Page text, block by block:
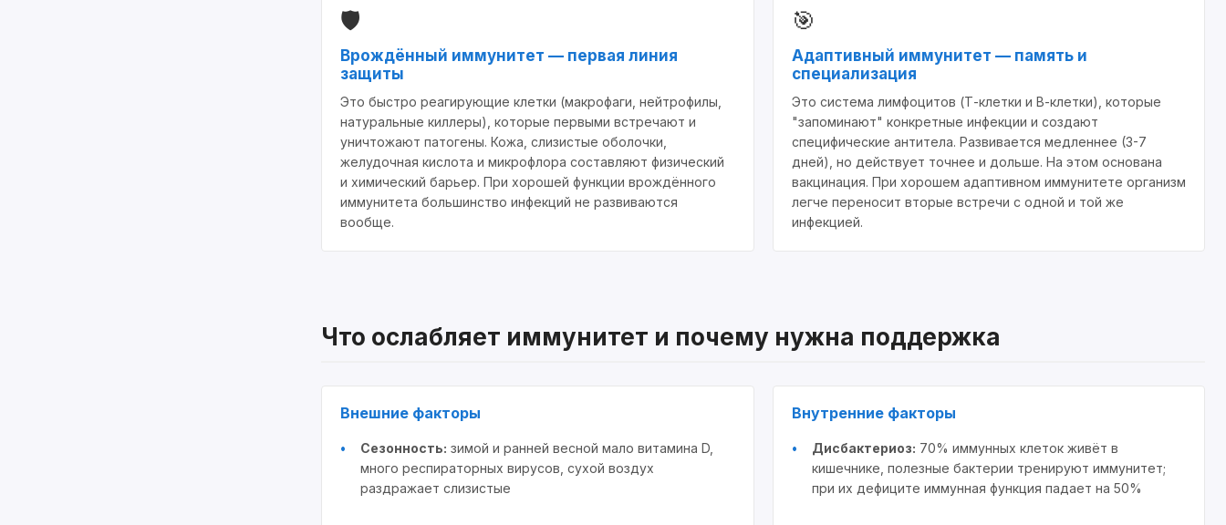
🛡️
Врождённый иммунитет — первая линия
защиты
Это быстро реагирующие клетки (макрофаги, нейтрофилы,
натуральные киллеры), которые первыми встречают и
уничтожают патогены. Кожа, слизистые оболочки,
желудочная кислота и микрофлора составляют физический
и химический барьер. При хорошей функции врождённого
иммунитета большинство инфекций не развиваются
вообще.
🎯
Адаптивный иммунитет — память и
специализация
Это система лимфоцитов (Т-клетки и В-клетки), которые
"запоминают" конкретные инфекции и создают
специфические антитела. Развивается медленнее (3-7
дней), но действует точнее и дольше. На этом основана
вакцинация. При хорошем адаптивном иммунитете организм
легче переносит вторые встречи с одной и той же
инфекцией.
Что ослабляет иммунитет и почему нужна поддержка
Внешние факторы
Сезонность: зимой и ранней весной мало витамина D,
много респираторных вирусов, сухой воздух
раздражает слизистые
Внутренние факторы
Дисбактериоз: 70% иммунных клеток живёт в
кишечнике, полезные бактерии тренируют иммунитет;
при их дефиците иммунная функция падает на 50%